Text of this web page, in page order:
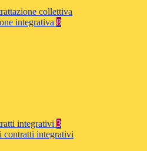
collettiva
integrativa 8
integrativi 3
contratti integrativi